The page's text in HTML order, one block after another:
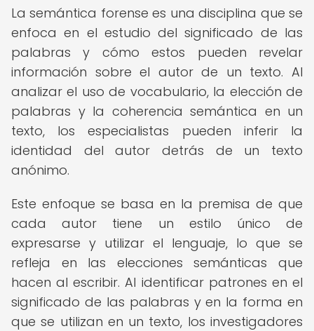
La semántica forense es una disciplina que se
enfoca en el estudio del significado de las
palabras y cómo estos pueden revelar
información sobre el autor de un texto. Al
analizar el uso de vocabulario, la elección de
palabras y la coherencia semántica en un
texto, los especialistas pueden inferir la
identidad del autor detrás de un texto
anónimo.
Este enfoque se basa en la premisa de que
cada autor tiene un estilo único de
expresarse y utilizar el lenguaje, lo que se
refleja en las elecciones semánticas que
hacen al escribir. Al identificar patrones en el
significado de las palabras y en la forma en
que se utilizan en un texto, los investigadores